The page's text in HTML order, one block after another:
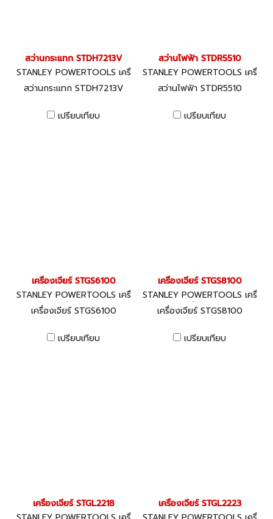
สว่านกระแทก STDH7213V
STANLEY POWERTOOLS เครื่
องมือไฟฟ้า
สว่านกระแทก STDH7213V
เปรียบเทียบ
สว่านไฟฟ้า STDR5510
STANLEY POWERTOOLS เครื่
องมือไฟฟ้า
สว่านไฟฟ้า STDR5510
เปรียบเทียบ
เครื่องเจียร์ STGS6100
STANLEY POWERTOOLS เครื่
องมือไฟฟ้า
เครื่องเจียร์ STGS6100
เปรียบเทียบ
เครื่องเจียร์ STGS8100
STANLEY POWERTOOLS เครื่
องมือไฟฟ้า
เครื่องเจียร์ STGS8100
เปรียบเทียบ
เครื่องเจียร์ STGL2218
เครื่องเจียร์ STGL2223